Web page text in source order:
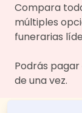
Compara
múltiples
funerarias
Podrás
de una vez.